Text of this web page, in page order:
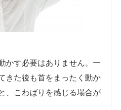
かす必要はありません。一
きた後も首をまったく動か
、こわばりを感じる場合が